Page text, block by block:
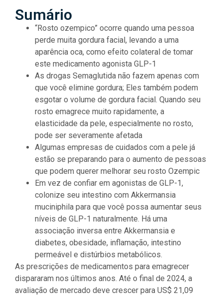
Sumário
“Rosto ozempico” ocorre quando uma pessoa
perde muita gordura facial, levando a uma
aparência oca, como efeito colateral de tomar
este medicamento agonista GLP-1
As drogas Semaglutida não fazem apenas com
que você elimine gordura; Eles também podem
esgotar o volume de gordura facial. Quando seu
rosto emagrece muito rapidamente, a
elasticidade da pele, especialmente no rosto,
pode ser severamente afetada
Algumas empresas de cuidados com a pele já
estão se preparando para o aumento de pessoas
que podem querer melhorar seu rosto Ozempic
Em vez de confiar em agonistas de GLP-1,
colonize seu intestino com Akkermansia
muciniphila para que você possa aumentar seus
níveis de GLP-1 naturalmente. Há uma
associação inversa entre Akkermansia e
diabetes, obesidade, inflamação, intestino
permeável e distúrbios metabólicos.
As prescrições de medicamentos para emagrecer
dispararam nos últimos anos. Até o final de 2024, a
avaliação de mercado deve crescer para US$ 21,09